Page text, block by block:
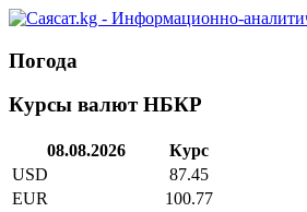
Погода
Курсы валют НБКР
08.08.2026
Курс
USD
87.45
EUR
100.77